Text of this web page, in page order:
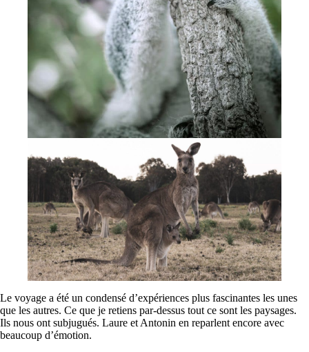
Le voyage a été un condensé d’expériences plus fascinantes les unes
que les autres. Ce que je retiens par-dessus tout ce sont les paysages.
Ils nous ont subjugués. Laure et Antonin en reparlent encore avec
beaucoup d’émotion.